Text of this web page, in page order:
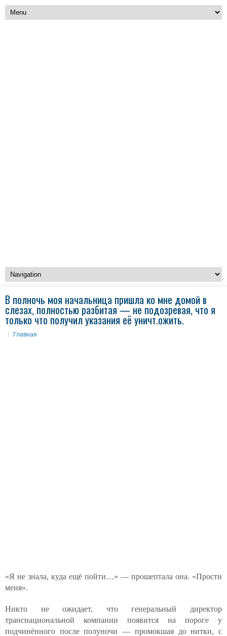
В полночь моя начальница пришла ко мне домой в
слезах, полностью разбитая — не подозревая, что я
только что получил указания её уничт.ожить.
Главная
«Я не знала, куда ещё пойти…» — прошептала она. «Прости
меня».
Никто не ожидает, что генеральный директор
транснациональной компании появится на пороге у
подчинённого после полуночи — промокшая до нитки, с